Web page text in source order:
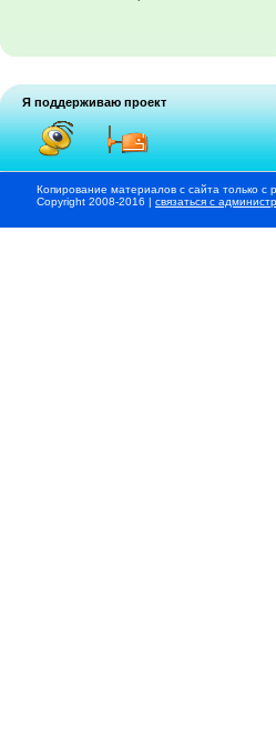
Я поддерживаю проект
Копирование материалов с сайта только
Copyright 2008-2016 | связаться с